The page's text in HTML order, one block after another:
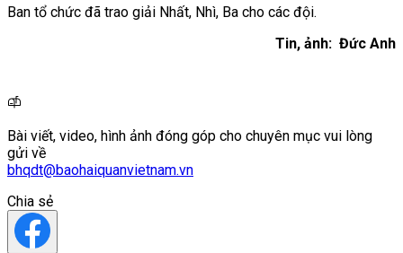
Ban tổ chức đã trao giải Nhất, Nhì, Ba cho các đội.
Tin, ảnh: Đức Anh
Bài viết, video, hình ảnh đóng góp cho chuyên mục vui lòng
gửi về
bhqdt@baohaiquanvietnam.vn
Chia sẻ